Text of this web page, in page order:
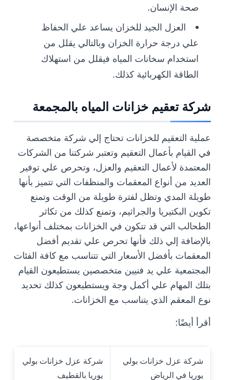
صحة الإنسان.
العزل الجيد للخزان يساعد علي الحفاظ
علي درجة حرارة الخزان وبالتالي يقلل من
استخدام سخانات المياه فيقلل من استهلاك
الطاقة الكهربائية كذلك.
شركة تعقيم خزانات المياه بالمجمعة
عملية التعقيم للخزانات تحتاج إلي شركة متخصصة
في القيام بأعمال التعقيم وتعتبر شركتنا من الشركات
المعتمدة لأعمال التعقيم والعزل، وتحرص علي توفير
العديد من أنواع المعقمات والمنظفات التي تتميز بأنها
طويلة المدي وتظل لفترة طويلة من الوقت وتمنع
تكوين البكتيريا والجراثيم، وتمنع كذلك من تكاثر
الطحالب التي قد تتكون في الخزانات بمختلف أنواعها،
بالإضافة إلي ذلك فأنها تحرص علي تقديم أفضل
المعقمات بأفضل الأسعار التي تتناسب مع كافة الفئات
المجتمعية علي يد فنيين متخصصين يستطيعون القيام
بتلك المهام علي أكمل وجة ويستطيعون كذلك تحديد
نوع المعقم الذي يتناسب مع الخزانات.
أقرأ أيضًا:
شركة عزل خزانات بولي
يوريا في الرياض
شركة عزل خزانات بولي
يوريا بالقطيف